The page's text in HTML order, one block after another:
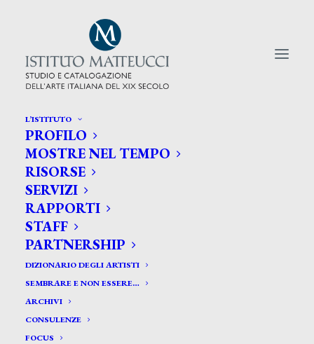
L’ISTITUTO
PROFILO
MOSTRE NEL TEMPO
RISORSE
SERVIZI
RAPPORTI
STAFF
PARTNERSHIP
DIZIONARIO DEGLI ARTISTI
SEMBRARE E NON ESSERE…
ARCHIVI
CONSULENZE
FOCUS
CERCA TRA GLI ARTISTI:
Search
for:
Dufy Raoul